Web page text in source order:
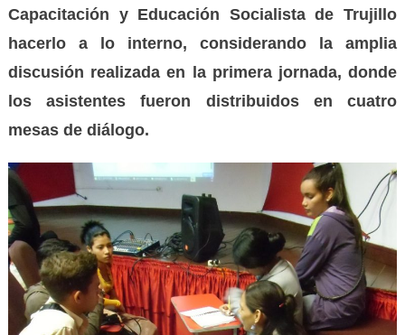
Capacitación y Educación Socialista de Trujillo
hacerlo a lo interno,considerando la amplia
discusión realizada en la primera jornada, donde
los asistentes fueron distribuidosen cuatro
mesas de diálogo.